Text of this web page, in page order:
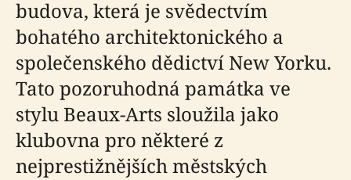
budova, která je svědectvím
bohatého architektonického a
společenského dědictví New Yorku.
Tato pozoruhodná památka ve
stylu Beaux-Arts sloužila jako
klubovna pro některé z
nejprestižnějších městských